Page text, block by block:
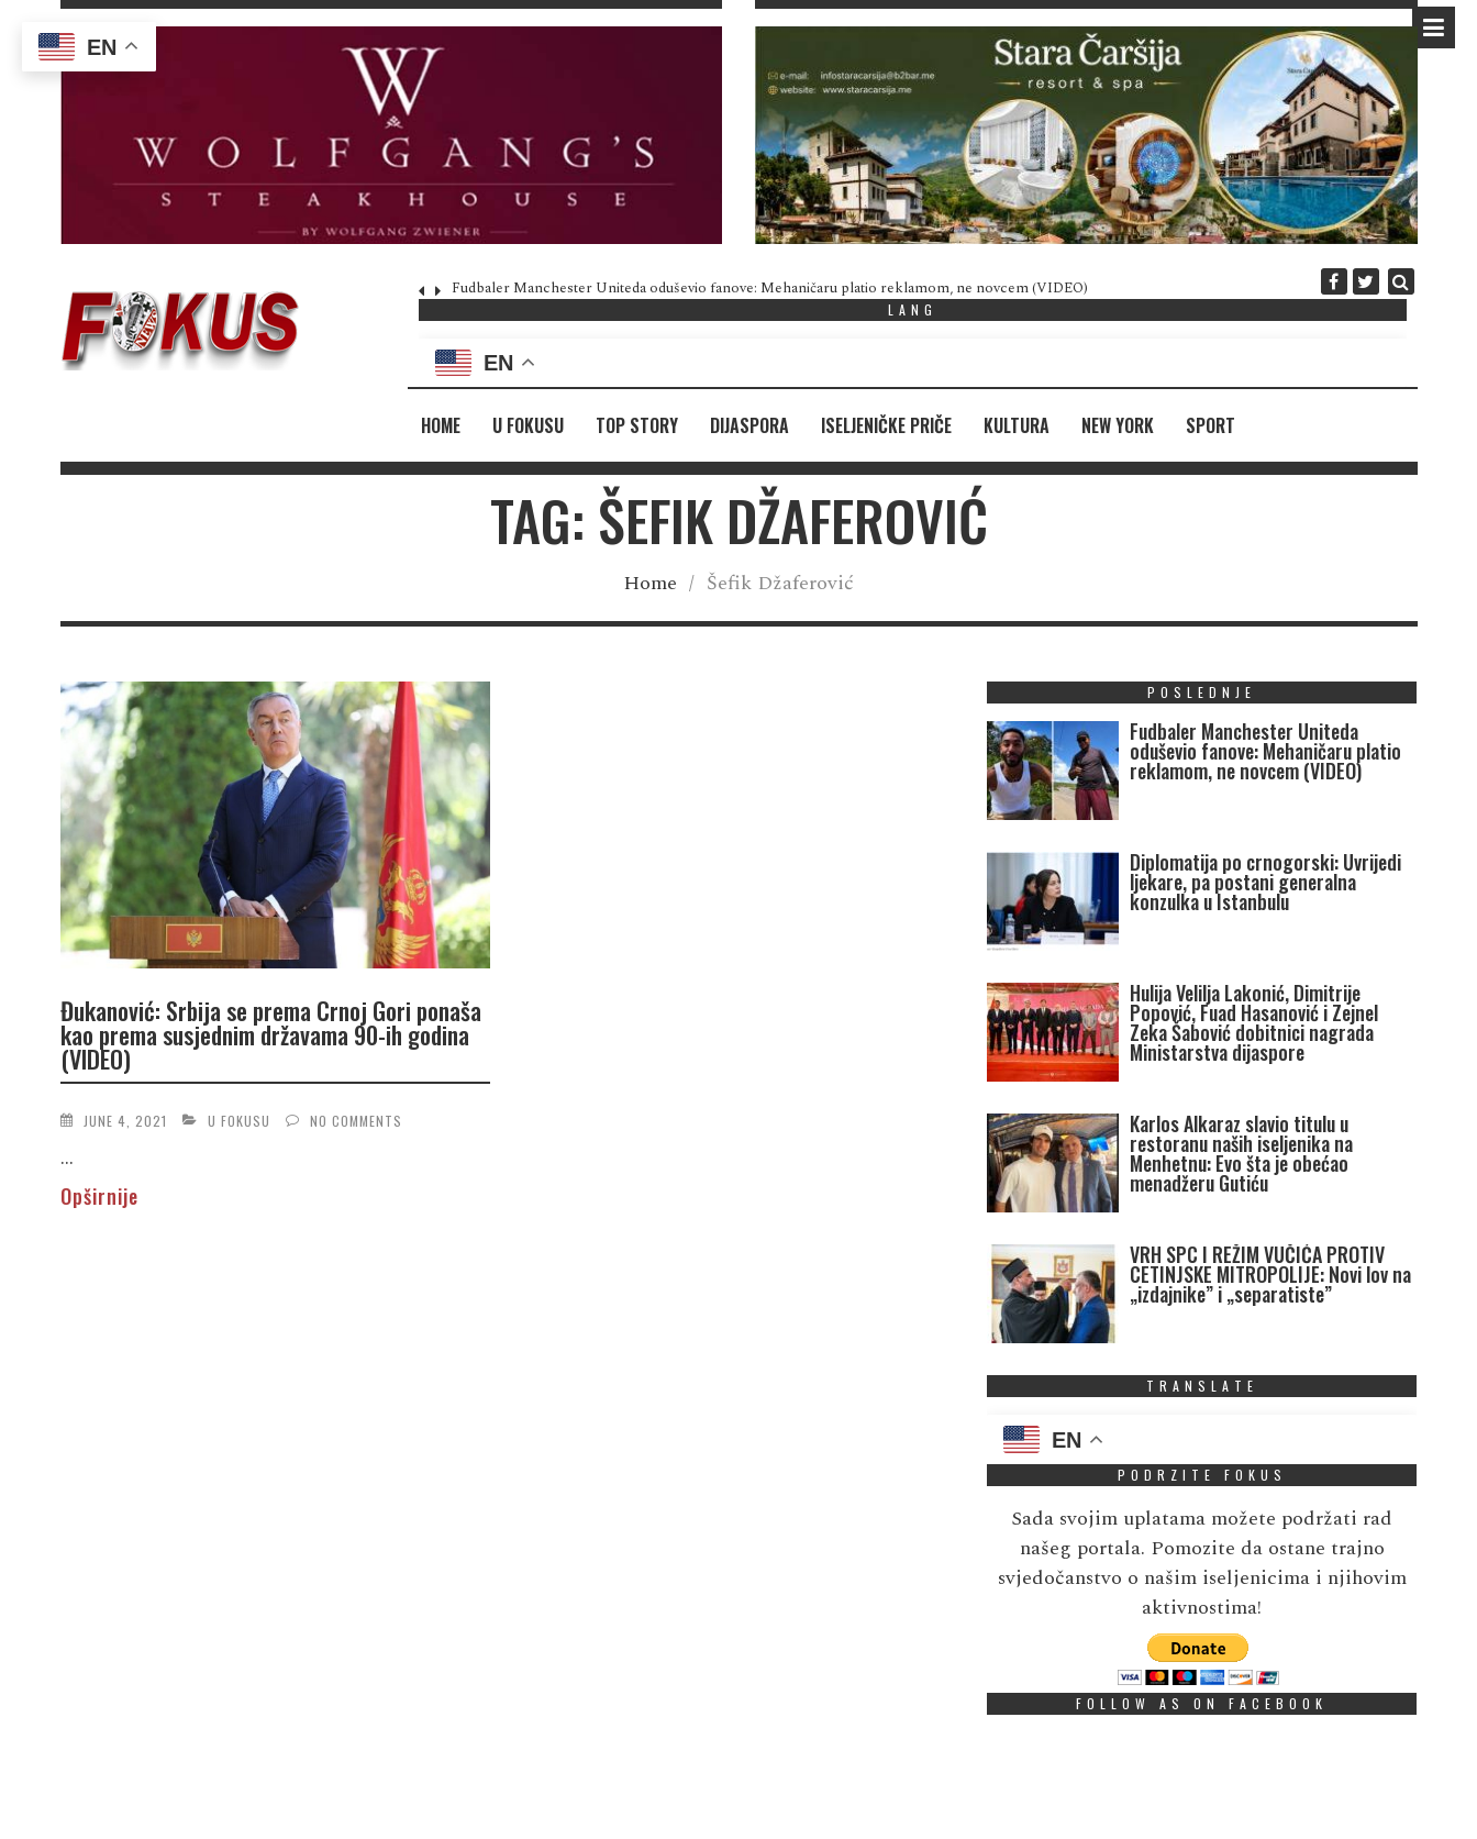
Fudbaler Manchester Uniteda oduševio fanove: Mehaničaru platio reklamom, ne novcem (VIDEO) Diplomatija po
LANG
EN
HOME U FOKUSU TOP STORY DIJASPORA ISELJENIČKE PRIČE KULTURA NEW YORK SPORT
TAG: ŠEFIK DŽAFEROVIĆ
Home / Šefik Džaferović
Đukanović: Srbija se prema Crnoj Gori ponaša
kao prema susjednim državama 90-ih godina
(VIDEO)
JUNE 4, 2021 U FOKUSU NO COMMENTS
...
Opširnije
POSLEDNJE
Fudbaler Manchester Uniteda
oduševio fanove: Mehaničaru platio
reklamom, ne novcem (VIDEO)
Diplomatija po crnogorski: Uvrijedi
ljekare, pa postani generalna
konzulka u Istanbulu
Hulija Velilja Lakonić, Dimitrije
Popović, Fuad Hasanović i Zejnel
Zeka Šabović dobitnici nagrada
Ministarstva dijaspore
Karlos Alkaraz slavio titulu u
restoranu naših iseljenika na
Menhetnu: Evo šta je obećao
menadžeru Gutiću
VRH SPC I REŽIM VUČIĆA PROTIV
CETINJSKE MITROPOLIJE: Novi lov na
„izdajnike” i „separatiste”
TRANSLATE
EN
PODRZITE FOKUS
Sada svojim uplatama možete podržati rad
našeg portala. Pomozite da ostane trajno
svjedočanstvo o našim iseljenicima i njihovim
aktivnostima!
FOLLOW AS ON FACEBOOK
EN